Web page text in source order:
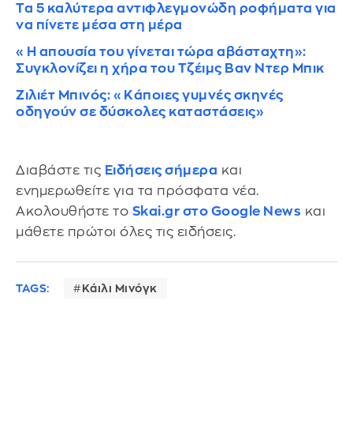
Τα 5 καλύτερα αντιφλεγμονώδη ροφήματα για
να πίνετε μέσα στη μέρα
«Η απουσία του γίνεται τώρα αβάσταχτη»:
Συγκλονίζει η χήρα του Τζέιμς Βαν Ντερ Μπικ
Ζιλιέτ Μπινός: «Κάποιες γυμνές σκηνές
οδηγούν σε δύσκολες καταστάσεις»
Διαβάστε τις Ειδήσεις σήμερα και
ενημερωθείτε για τα πρόσφατα νέα.
Ακολουθήστε το Skai.gr στο Google News και
μάθετε πρώτοι όλες τις ειδήσεις.
TAGS: Κάιλι Μινόγκ